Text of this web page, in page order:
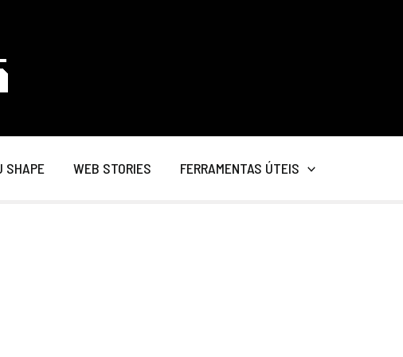
SHAPE WEB STORIES FERRAMENTAS ÚTEIS